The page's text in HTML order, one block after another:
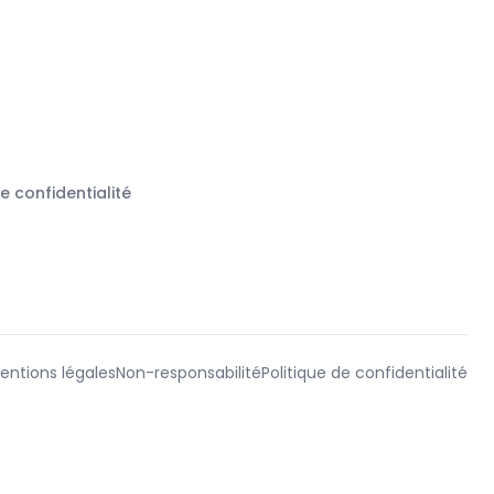
confidentialité
légalesNon-responsabilitéPolitique de confidentialité